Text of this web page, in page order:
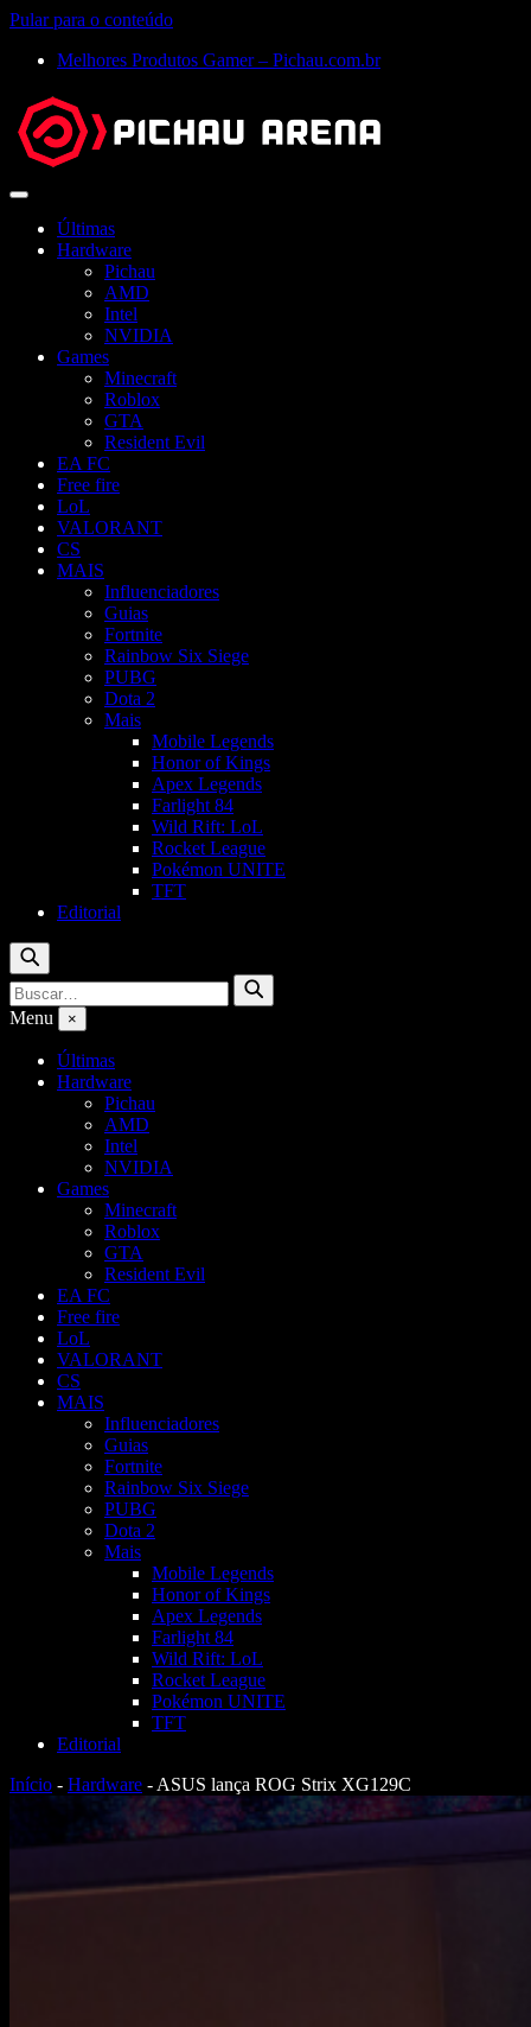
Pular para o conteúdo
Melhores Produtos Gamer – Pichau.com.br
Abrir
Últimas
Hardware
Pichau
AMD
Intel
NVIDIA
Games
Minecraft
Roblox
GTA
Resident Evil
EA FC
Free fire
LoL
VALORANT
CS
MAIS
Influenciadores
Guias
Fortnite
Rainbow Six Siege
PUBG
Dota 2
Mais
Mobile Legends
Honor of Kings
Apex Legends
Farlight 84
Wild Rift: LoL
Rocket League
Pokémon UNITE
TFT
Editorial
Buscar
Buscar
por:
Buscar
Menu ×
Últimas
Hardware
Pichau
AMD
Intel
NVIDIA
Games
Minecraft
Roblox
GTA
Resident Evil
EA FC
Free fire
LoL
VALORANT
CS
MAIS
Influenciadores
Guias
Fortnite
Rainbow Six Siege
PUBG
Dota 2
Mais
Mobile Legends
Honor of Kings
Apex Legends
Farlight 84
Wild Rift: LoL
Rocket League
Pokémon UNITE
TFT
Editorial
Início - Hardware - ASUS lança ROG Strix XG129C